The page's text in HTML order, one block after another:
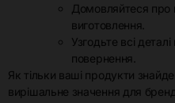
Домовляйтеся про
виготовлення.
Узгодьте всі
повернення.
Як тільки ваші продукти
вирішальне значення для